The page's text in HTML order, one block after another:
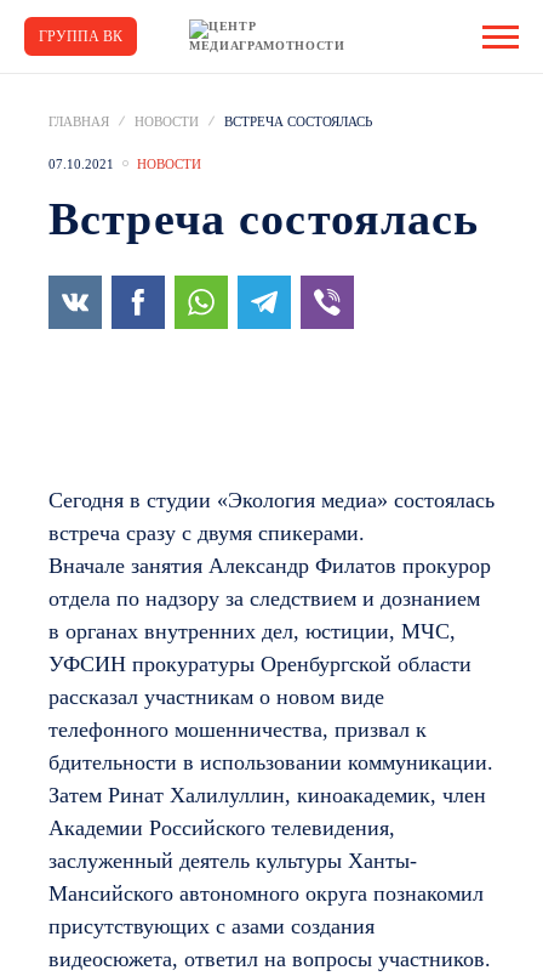
ГРУППА ВК
ГЛАВНАЯ НОВОСТИ ВСТРЕЧА СОСТОЯЛАСЬ
07.10.2021 НОВОСТИ
Встреча состоялась
Сегодня в студии «Экология медиа» состоялась
встреча сразу с двумя спикерами.
Вначале занятия Александр Филатов прокурор
отдела по надзору за следствием и дознанием
в органах внутренних дел, юстиции, МЧС,
УФСИН прокуратуры Оренбургской области
рассказал участникам о новом виде
телефонного мошенничества, призвал к
бдительности в использовании коммуникации.
Затем Ринат Халилуллин, киноакадемик, член
Академии Российского телевидения,
заслуженный деятель культуры Ханты-
Мансийского автономного округа познакомил
присутствующих с азами создания
видеосюжета, ответил на вопросы участников.